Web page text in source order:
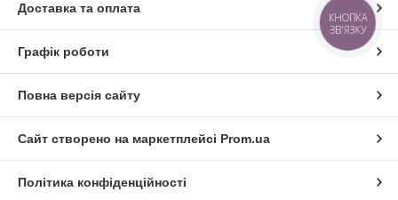
Доставка та оплата
Графік роботи
Повна версія сайту
Сайт створено на маркетплейсі Prom.ua
Політика конфіденційності
КНОПКА
ЗВ'ЯЗКУ